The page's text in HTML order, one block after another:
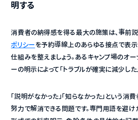
明する
消費者の納得感を得る最大の施策は、事前説
ポリシー を予約導線上のあらゆる接点で表
仕組みを整えましょう。あるキャンプ場のオー
ーの明示によって「トラブルが確実に減少した
「説明がなかった」「知らなかった」という消
努力で解消できる問題です。専門用語を避け